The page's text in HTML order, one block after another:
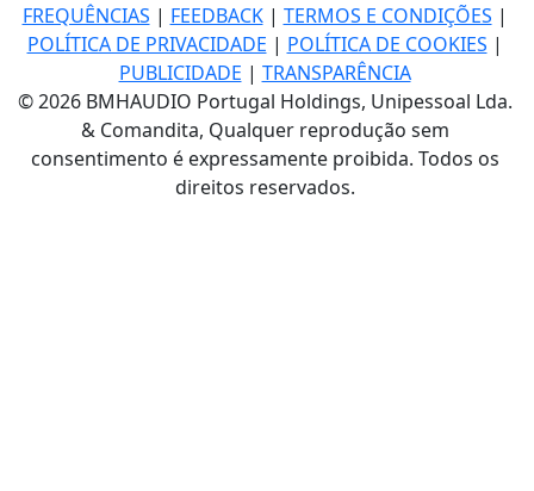
FREQUÊNCIAS | FEEDBACK| TERMOS E CONDIÇÕES |
POLÍTICA DE PRIVACIDADE | POLÍTICA DE COOKIES |
PUBLICIDADE | TRANSPARÊNCIA
© 2026 BMHAUDIO Portugal Holdings, Unipessoal Lda.
& Comandita, Qualquer reprodução sem
consentimento é expressamente proibida. Todos os
direitos reservados.